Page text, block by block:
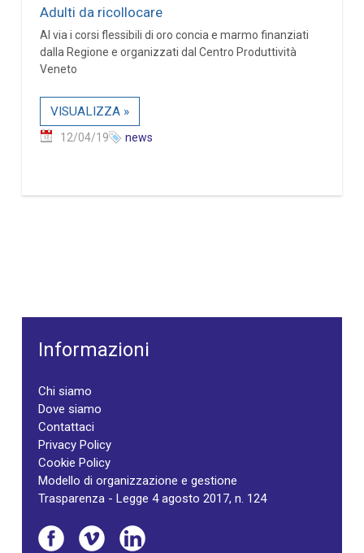
Adulti da ricollocare
Al via i corsi flessibili di oro concia e marmo finanziati
dalla Regione e organizzati dal Centro Produttività
Veneto
VISUALIZZA »
12/04/19 news
Informazioni
Chi siamo
Dove siamo
Contattaci
Privacy Policy
Cookie Policy
Modello di organizzazione e gestione
Trasparenza - Legge 4 agosto 2017, n. 124